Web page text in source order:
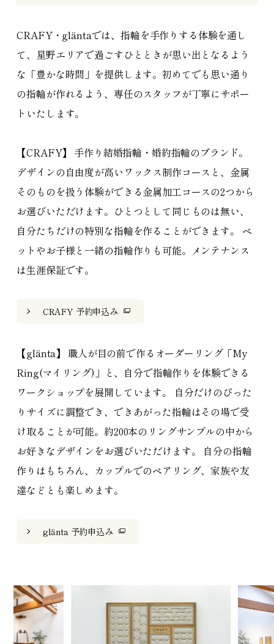
CRAFY・gläntaでは、指輪を手作りする体験を通し
て、星野エリアで過ごすひとときが思い出となるよう
な「豊かな時間」を提供します。初めてでも思い通り
の指輪が作れるよう、専任のスタッフが丁寧にサポー
トいたします。
【CRAFY】 手作り結婚指輪・婚約指輪のブランド。
デザインの自由度が高いワックス制作コースと、金属
そのものを扱う体験ができる金属加工コースの2つから
お選びいただけます。ひとつとして同じものは無い、
自分たちだけの特別な指輪を作ることができます。 ペ
ットやお子様と一緒の指輪作りも可能。メンテナンス
は生涯保証です。
CRAFY 予約申込み
【glänta】 職人が目の前で作るオーダーリング「My
Ring(マイリング)」と、自分で指輪作りを体験できる
ワークショップを展開しています。 自分だけのぴった
りサイズに調整でき、できあがった指輪はその場で受
け取ることが可能。約200本のリングサンプルの中から
お好きなデザインをお選びいただけます。 自分の指輪
作りはもちろん、カップルでのペアリング、家族や友
達などとも楽しめます。
glänta 予約申込み